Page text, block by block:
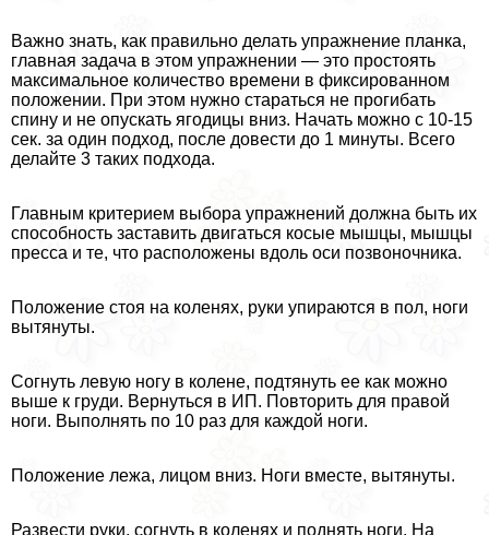
Важно знать, как правильно делать упражнение планка,
главная задача в этом упражнении — это простоять
максимальное количество времени в фиксированном
положении. При этом нужно стараться не прогибать
спину и не опускать ягoдицы вниз. Начать можно с 10-15
сек. за один подход, после довести до 1 минуты. Всего
делайте 3 таких подхода.
Главным критерием выбора упражнений должна быть их
способность заставить двигаться косые мышцы, мышцы
пресса и те, что расположены вдоль оси позвоночника.
Положение стоя на коленях, руки упираются в пол, ноги
вытянуты.
Согнуть левую ногу в колене, подтянуть ее как можно
выше к гpyди. Вернуться в ИП. Повторить для правой
ноги. Выполнять по 10 раз для каждой ноги.
Положение лежа, лицом вниз. Ноги вместе, вытянуты.
Развести руки, согнуть в коленях и поднять ноги. На